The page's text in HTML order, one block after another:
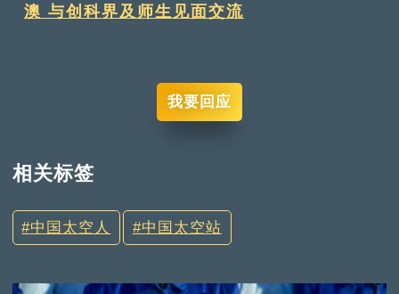
澳 与创科界及师生见面交流
我要回应
相关标签
中国太空人 中国太空站